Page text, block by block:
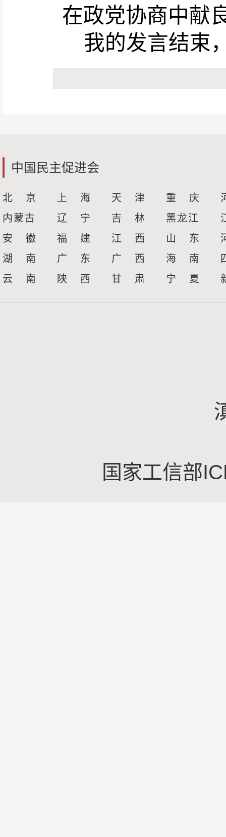
在政党协商中献
我的发言结束
中国民主促进会
北 京 上 海 天 津 重 庆
内蒙古
辽 宁 吉 林 黑龙江
安 徽
福 建 江 西 山 东
湖 南
广 东 广 西 海 南
云 南
陕 西 甘 肃 宁 夏
国家工信部